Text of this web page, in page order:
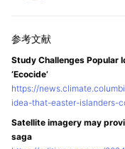
Study Challenges Popular
‘Ecocide’
https://
idea-that-easter-islanders-
Satellite imagery may
saga